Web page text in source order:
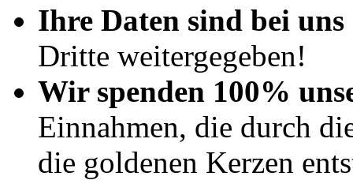
Ihre Daten sind bei uns
Dritte weitergegeben!
Wir spenden 100%
Einnahmen, die durch
die goldenen Kerzen